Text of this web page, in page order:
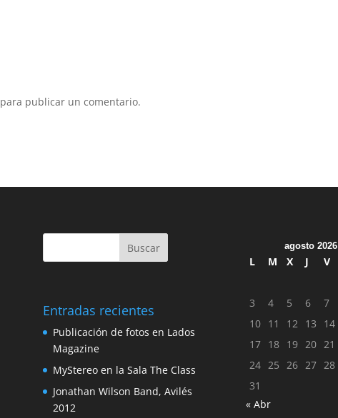
para publicar un comentario.
Entradas recientes
Publicación de fotos en Lados
Magazine
MyStereo en la Sala The Class
Jonathan Wilson Band, Avilés
2012
agosto 2026
L M X J V
3
4 5 6 7
10
11 12 13 14
17
18 19 20 21
24 25 26 27 28
31
« Abr